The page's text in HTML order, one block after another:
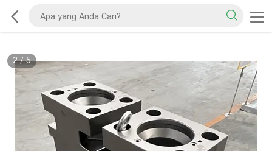
2/5